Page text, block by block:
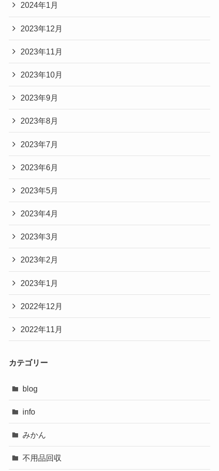
2024年1月
2023年12月
2023年11月
2023年10月
2023年9月
2023年8月
2023年7月
2023年6月
2023年5月
2023年4月
2023年3月
2023年2月
2023年1月
2022年12月
2022年11月
カテゴリー
blog
info
みかん
不用品回収